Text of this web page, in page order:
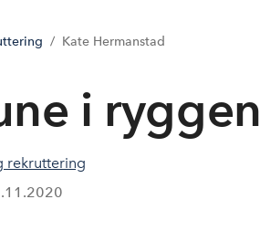
Kate Hermanstad
i ryggen
rekruttering